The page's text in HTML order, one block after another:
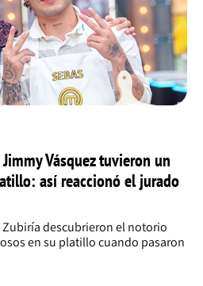
Vásquez tuvieron un
así reaccionó el jurado
Zubiría descubrieron el notorio
en su platillo cuando pasaron